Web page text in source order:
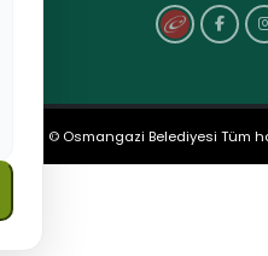
2026 © Osmangazi Belediyesi Tüm